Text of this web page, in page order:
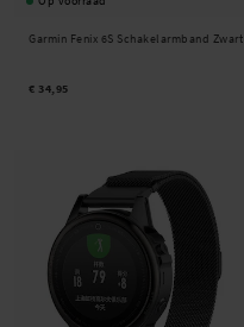
Garmin Fenix 6S Schakelarmband Zwart
€ 34,95